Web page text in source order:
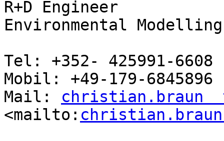
R+D Engineer
Environmental
Tel: +352- 425991-6608
Mobil: +49-179-6845896
Mail: christian.braun
<mailto: